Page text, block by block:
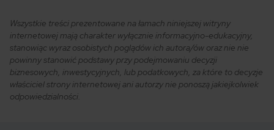
Wszystkie treści prezentowane na łamach niniejszej witryny
internetowej mają charakter wyłącznie informacyjno-edukacyjny,
stanowiąc wyraz osobistych poglądów ich autora/ów oraz nie nie
powinny stanowić podstawy przy podejmowaniu decyzji
biznesowych, inwestycyjnych, lub podatkowych, za które to decyzje
właściciel strony internetowej ani autorzy nie ponoszą jakiejkolwiek
odpowiedzialności.